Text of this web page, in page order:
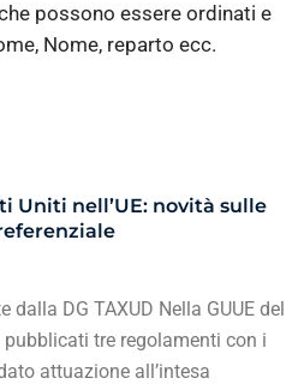
possono essere ordinati e
Nome, reparto ecc.
Uniti nell’UE: novità sulle
dalla DG TAXUD Nella GUUE del
tre regolamenti con i
attuazione all’intesa